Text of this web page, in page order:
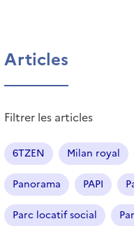
Articles
Filtrer les articles
6TZEN Milan royal
Panorama PAPI
Parc locatif social